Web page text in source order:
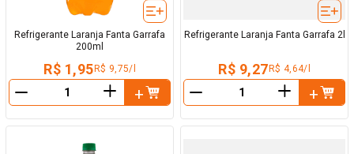
Refrigerante Laranja Fanta Garrafa
200ml
R$ 1,95 R$ 9,75/l
＋
Refrigerante Laranja Fanta Garrafa 2l
R$ 9,27 R$ 4,64/l
＋